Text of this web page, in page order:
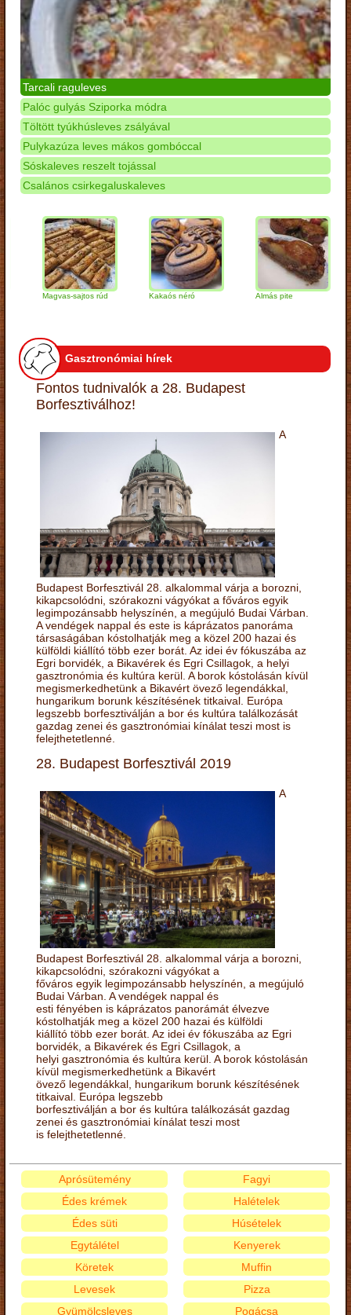
Tarcali raguleves
Palóc gulyás Sziporka módra
Töltött tyúkhúsleves zsályával
Pulykazúza leves mákos gombóccal
Sóskaleves reszelt tojással
Csalános csirkegaluskaleves
Magvas-sajtos rúd Kakaós néró Almás pite
Gasztronómiai hírek
Fontos tudnivalók a 28. Budapest
Borfesztiválhoz!
A
Budapest Borfesztivál 28. alkalommal várja a borozni,
kikapcsolódni, szórakozni vágyókat a főváros egyik
legimpozánsabb helyszínén, a megújuló Budai Várban.
A vendégek nappal és este is káprázatos panoráma
társaságában kóstolhatják meg a közel 200 hazai és
külföldi kiállító több ezer borát. Az idei év fókuszába az
Egri borvidék, a Bikavérek és Egri Csillagok, a helyi
gasztronómia és kultúra kerül. A borok kóstolásán kívül
megismerkedhetünk a Bikavért övező legendákkal,
hungarikum borunk készítésének titkaival. Európa
legszebb borfesztiválján a bor és kultúra találkozását
gazdag zenei és gasztronómiai kínálat teszi most is
felejthetetlenné.
28. Budapest Borfesztivál 2019
A
Budapest Borfesztivál 28. alkalommal várja a borozni,
kikapcsolódni, szórakozni vágyókat a
főváros egyik legimpozánsabb helyszínén, a megújuló
Budai Várban. A vendégek nappal és
esti fényében is káprázatos panorámát élvezve
kóstolhatják meg a közel 200 hazai és külföldi
kiállító több ezer borát. Az idei év fókuszába az Egri
borvidék, a Bikavérek és Egri Csillagok, a
helyi gasztronómia és kultúra kerül. A borok kóstolásán
kívül megismerkedhetünk a Bikavért
övező legendákkal, hungarikum borunk készítésének
titkaival. Európa legszebb
borfesztiválján a bor és kultúra találkozását gazdag
zenei és gasztronómiai kínálat teszi most
is felejthetetlenné.
Aprósütemény
Édes krémek
Édes süti
Egytálétel
Fagyi
Halételek
Húsételek
Kenyerek
Köretek
Levesek
Gyümölcsleves
Muffin
Pizza
Pogácsa